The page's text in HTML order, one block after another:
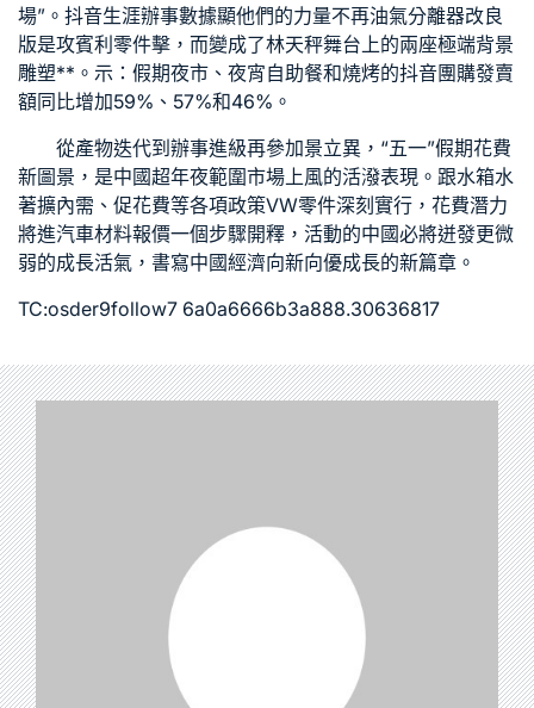
場”。抖音生涯辦事數據顯他們的力量不再油氣分離器改良
版是攻賓利零件擊，而變成了林天秤舞台上的兩座極端背景
雕塑**。示：假期夜市、夜宵自助餐和燒烤的抖音團購發賣
額同比增加59%、57%和46%。
從產物迭代到辦事進級再參加景立異，“五一”假期花費
新圖景，是中國超年夜範圍市場上風的活潑表現。跟水箱水
著擴內需、促花費等各項政策VW零件深刻實行，花費潛力
將進汽車材料報價一個步驟開釋，活動的中國必將迸發更微
弱的成長活氣，書寫中國經濟向新向優成長的新篇章。
TC:osder9follow7 6a0a6666b3a888.30636817